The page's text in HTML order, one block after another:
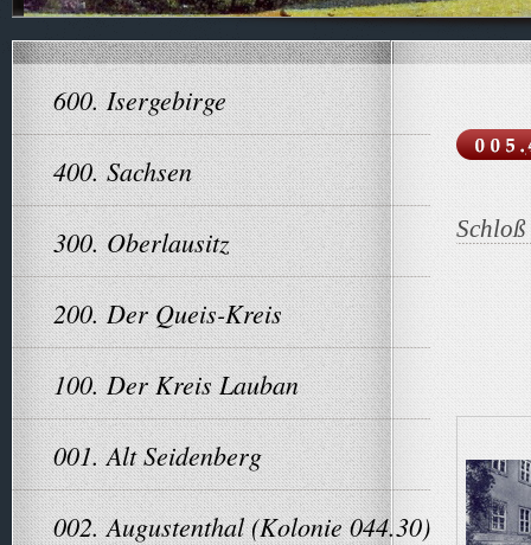
600. Isergebirge
400. Sachsen
300. Oberlausitz
200. Der Queis-Kreis
100. Der Kreis Lauban
001. Alt Seidenberg
002. Augustenthal (Kolonie 044.30)